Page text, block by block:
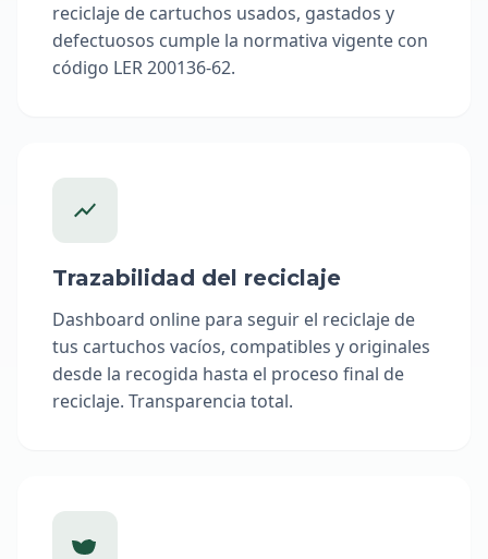
reciclaje de cartuchos usados, gastados y
defectuosos cumple la normativa vigente con
código LER 200136-62.
Trazabilidad del reciclaje
Dashboard online para seguir el reciclaje de
tus cartuchos vacíos, compatibles y originales
desde la recogida hasta el proceso final de
reciclaje. Transparencia total.